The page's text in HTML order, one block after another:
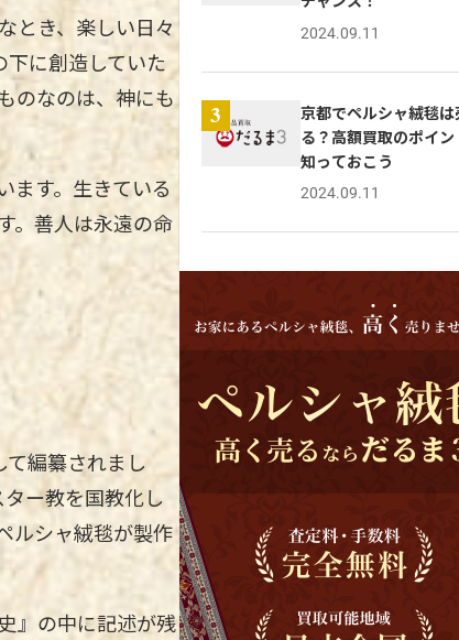
とき、楽しい日々
に創造していた
のなのは、神にも
ます。生きている
。善人は永遠の命
編纂されまし
ー教を国教化し
ルシャ絨毯が製作
』の中に記述が残
2024.09.11
3
京都でペルシャ絨毯は
る？高額買取のポイン
知っておこう
2024.09.11